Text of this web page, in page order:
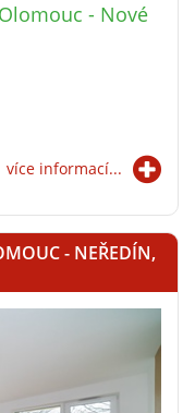
- Nové
více informací...
- NEŘEDÍN,